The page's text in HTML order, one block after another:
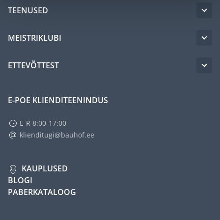
TEENUSED
MEISTRIKLUBI
ETTEVÕTTEST
E-POE KLIENDITEENINDUS
E-R 8:00-17:00
klienditugi@bauhof.ee
KAUPLUSED
BLOGI
PABERKATALOOG